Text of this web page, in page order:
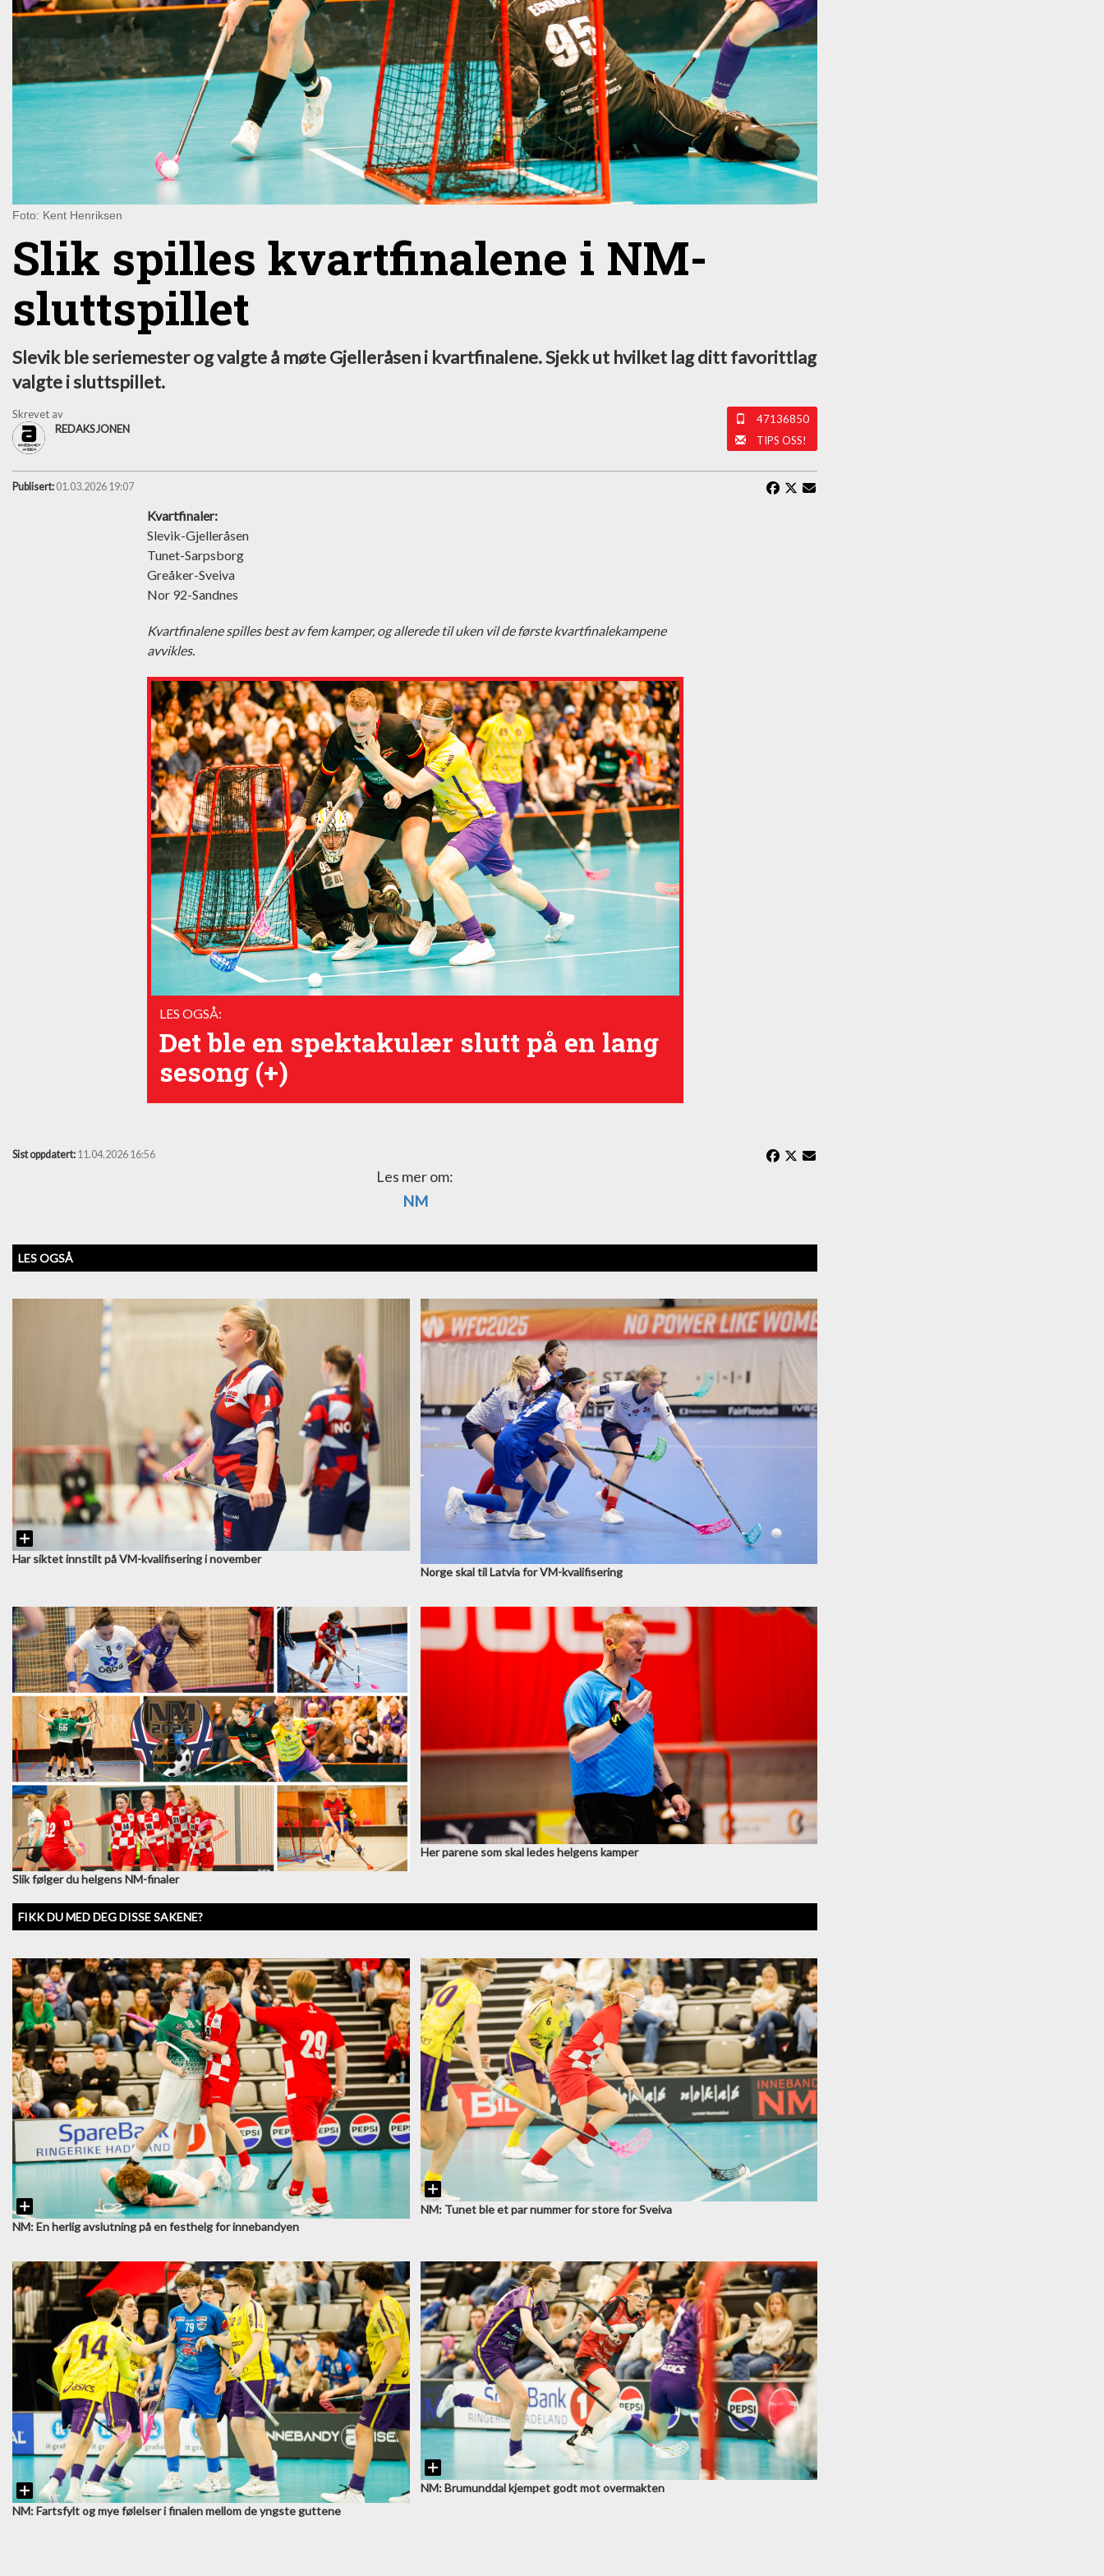
Foto: Kent Henriksen
Slik spilles kvartfinalene i NM-
sluttspillet
Slevik ble seriemester og valgte å møte Gjelleråsen i kvartfinalene. Sjekk ut hvilket lag ditt favorittlag
valgte i sluttspillet.
Skrevet av
REDAKSJONEN
47136850
TIPS OSS!
Publisert: 01.03.2026 19:07
Kvartfinaler:
Slevik-Gjelleråsen
Tunet-Sarpsborg
Greåker-Sveiva
Nor 92-Sandnes
Kvartfinalene spilles best av fem kamper, og allerede til uken vil de første kvartfinalekampene
avvikles.
LES OGSÅ:
Det ble en spektakulær slutt på en lang
sesong (+)
Sist oppdatert: 11.04.2026 16:56
Les mer om:
NM
LES OGSÅ
Har siktet innstilt på VM-kvalifisering i november
Norge skal til Latvia for VM-kvalifisering
Slik følger du helgens NM-finaler
Her parene som skal ledes helgens kamper
FIKK DU MED DEG DISSE SAKENE?
NM: En herlig avslutning på en festhelg for innebandyen
NM: Tunet ble et par nummer for store for Sveiva
NM: Fartsfylt og mye følelser i finalen mellom de yngste guttene
NM: Brumunddal kjempet godt mot overmakten